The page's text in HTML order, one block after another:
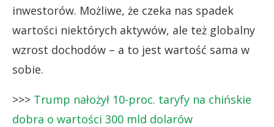
inwestorów. Możliwe, że czeka nas spadek
wartości niektórych aktywów, ale też globalny
wzrost dochodów – a to jest wartość sama w
sobie.
>>> Trump nałożył 10-proc. taryfy na chińskie
dobra o wartości 300 mld dolarów